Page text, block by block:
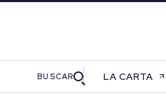
BUSCAR LA CARTA